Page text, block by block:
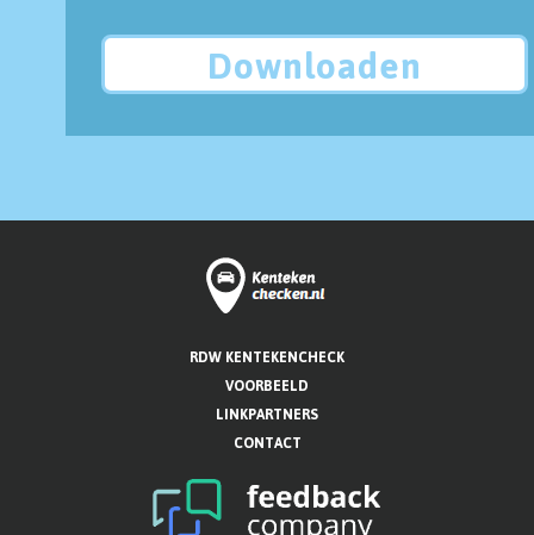
Downloaden
RDW KENTEKENCHECK
VOORBEELD
LINKPARTNERS
CONTACT